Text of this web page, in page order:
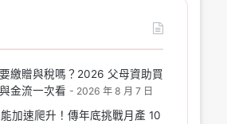
繳贈與稅嗎？2026 父母資助買
金流一次看
2026 年 8 月 7 日
加速爬升！傳年底挑戰月產 10